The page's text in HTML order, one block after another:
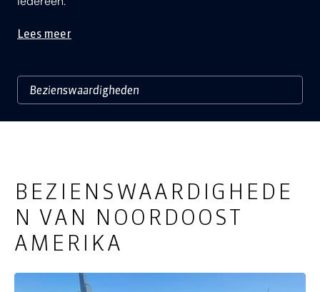
Lees meer
BEZIENSWAARDIGHEDE
N VAN NOORDOOST
AMERIKA